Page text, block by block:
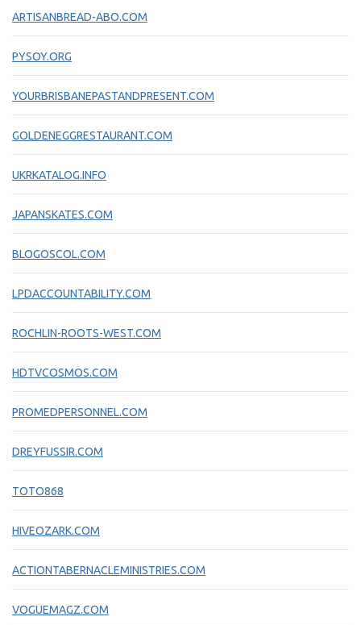
ARTISANBREAD-ABO.COM
PYSOY.ORG
YOURBRISBANEPASTANDPRESENT.COM
GOLDENEGGRESTAURANT.COM
UKRKATALOG.INFO
JAPANSKATES.COM
BLOGOSCOL.COM
LPDACCOUNTABILITY.COM
ROCHLIN-ROOTS-WEST.COM
HDTVCOSMOS.COM
PROMEDPERSONNEL.COM
DREYFUSSIR.COM
TOTO868
HIVEOZARK.COM
ACTIONTABERNACLEMINISTRIES.COM
VOGUEMAGZ.COM